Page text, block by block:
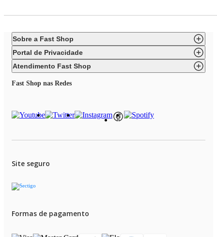
Sobre a Fast Shop
Portal de Privacidade
Atendimento Fast Shop
Fast Shop nas Redes
Site seguro
Formas de pagamento